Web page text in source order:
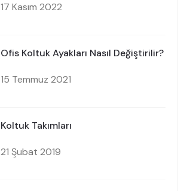
17 Kasım 2022
Ofis Koltuk Ayakları Nasıl Değiştirilir?
15 Temmuz 2021
Koltuk Takımları
21 Şubat 2019